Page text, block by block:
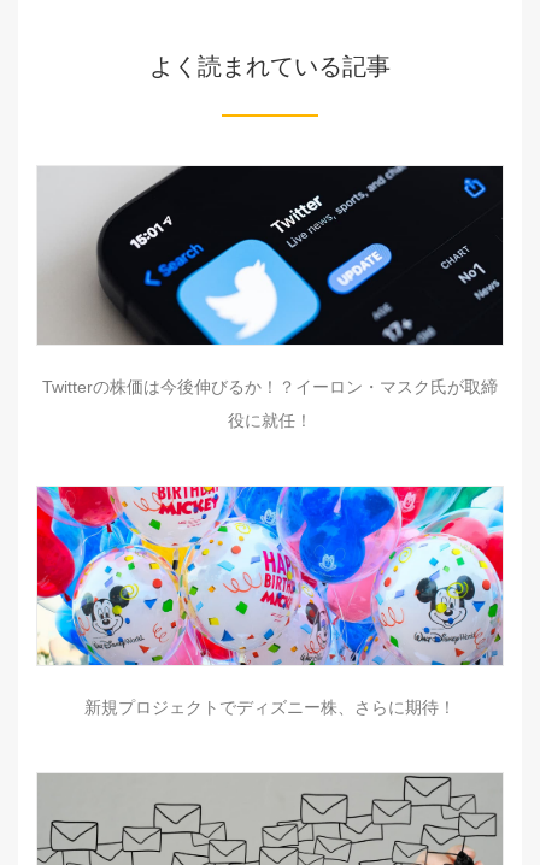
よく読まれている記事
Twitterの株価は今後伸びるか！？イーロン・マスク氏が取締
役に就任！
新規プロジェクトでディズニー株、さらに期待！